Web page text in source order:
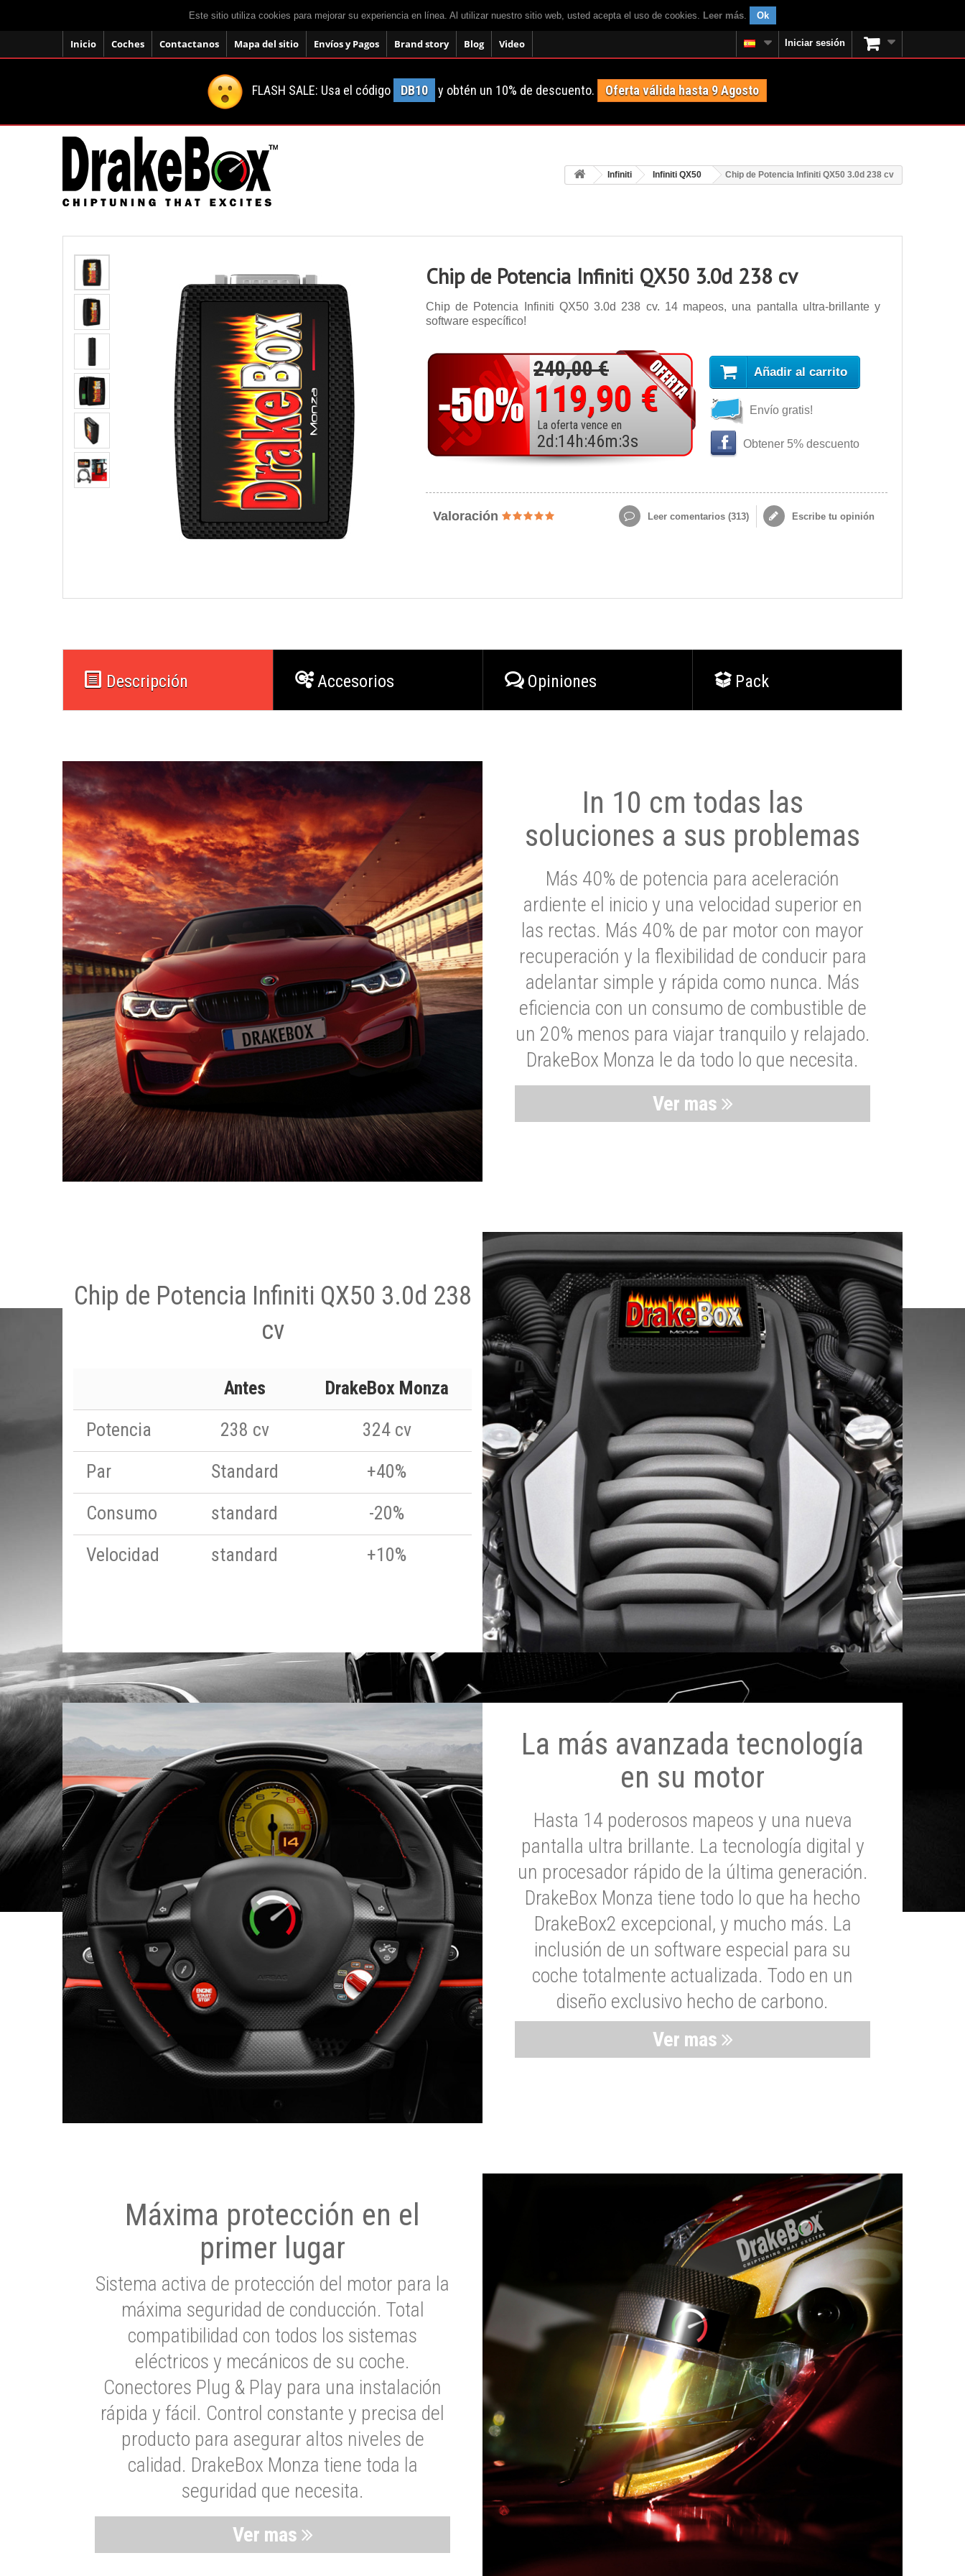
Este sitio utiliza cookies para mejorar su experiencia en línea. Al utilizar nuestro sitio web, usted acepta el uso de cookies. Leer más. Ok
Inicio Coches Contactanos Mapa del sitio Envíos y Pagos Brand story Blog Video Iniciar sesión
FLASH SALE: Usa el código DB10 y obtén un 10% de descuento. Oferta válida hasta 9 Agosto
Infiniti Infiniti QX50 Chip de Potencia Infiniti QX50 3.0d 238 cv
Chip de Potencia Infiniti QX50 3.0d 238 cv
Chip de Potencia Infiniti QX50 3.0d 238 cv. 14 mapeos, una pantalla ultra-brillante y
software específico!
240,00 €
119,90 €
La oferta vence en
2d :14h:46m:1s
Añadir al carrito
Envío gratis!
Obtener 5% descuento
Valoración Leer comentarios (313) Escribe tu opinión
Descripción Accesorios Opiniones Pack
In 10 cm todas las
soluciones a sus problemas
Más 40% de potencia para aceleración
ardiente el inicio y una velocidad superior en
las rectas. Más 40% de par motor con mayor
recuperación y la flexibilidad de conducir para
adelantar simple y rápida como nunca. Más
eficiencia con un consumo de combustible de
un 20% menos para viajar tranquilo y relajado.
DrakeBox Monza le da todo lo que necesita.
Ver mas
Chip de Potencia Infiniti QX50 3.0d 238
cv
Antes
DrakeBox Monza
Potencia
238 cv
324 cv
Par
Standard
+40%
Consumo
standard
-20%
Velocidad
standard +10%
La más avanzada tecnología
en su motor
Hasta 14 poderosos mapeos y una nueva
pantalla ultra brillante. La tecnología digital y
un procesador rápido de la última generación.
DrakeBox Monza tiene todo lo que ha hecho
DrakeBox2 excepcional, y mucho más. La
inclusión de un software especial para su
coche totalmente actualizada. Todo en un
diseño exclusivo hecho de carbono.
Ver mas
Máxima protección en el
primer lugar
Sistema activa de protección del motor para la
máxima seguridad de conducción. Total
compatibilidad con todos los sistemas
eléctricos y mecánicos de su coche.
Conectores Plug & Play para una instalación
rápida y fácil. Control constante y precisa del
producto para asegurar altos niveles de
calidad. DrakeBox Monza tiene toda la
seguridad que necesita.
Ver mas